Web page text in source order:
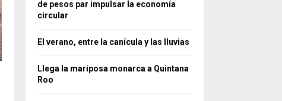
de pesos par impulsar la economía
circular
El verano, entre la canícula y las lluvias
Llega la mariposa monarca a Quintana
Roo